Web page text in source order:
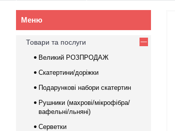
Товари та послуги
Великий РОЗПРОДАЖ
Скатертини/доріжки
Подарункові набори скатертин
Рушники (махрові/мікрофібра/
вафельні/льняні)
Серветки